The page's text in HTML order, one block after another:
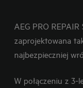
AEG PRO
zaprojektowana
najbezpieczniej
W połączeniu z 3-